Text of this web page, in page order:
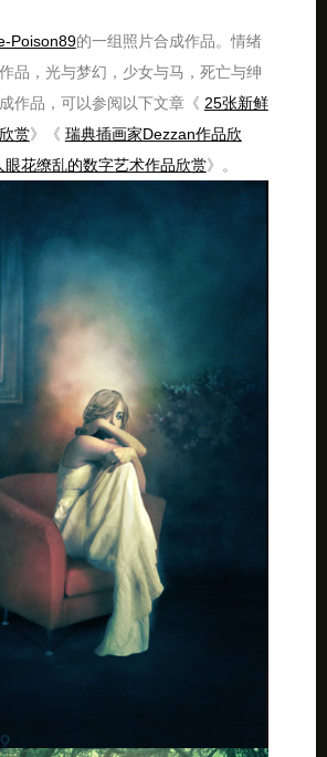
Poison89的一组照片合成作品。情绪
品，光与梦幻，少女与马，死亡与绅
作品，可以参阅以下文章《 25张新鲜
赏》《 瑞典插画家Dezzan作品欣
眼花缭乱的数字艺术作品欣赏》。